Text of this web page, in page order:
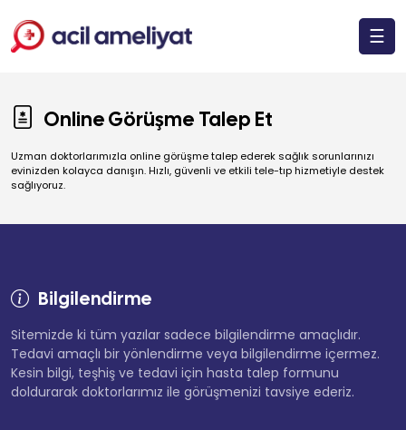
☰
Online Görüşme Talep Et
Uzman doktorlarımızla online görüşme talep ederek sağlık sorunlarınızı
evinizden kolayca danışın. Hızlı, güvenli ve etkili tele-tıp hizmetiyle destek
sağlıyoruz.
Bilgilendirme
Sitemizde ki tüm yazılar sadece bilgilendirme amaçlıdır.
Tedavi amaçlı bir yönlendirme veya bilgilendirme içermez.
Kesin bilgi, teşhiş ve tedavi için hasta talep formunu
doldurarak doktorlarımız ile görüşmenizi tavsiye ederiz.